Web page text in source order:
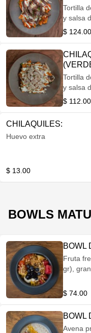
Tortilla
y salsa
crema,
$ 124.00
Tortilla
y salsa
crema,
$ 112.00
CHILAQUILES:
Huevo extra
$ 13.00
BOWLS
BOWL
Fruta
gr),
$ 74.00
BOWL
Avena